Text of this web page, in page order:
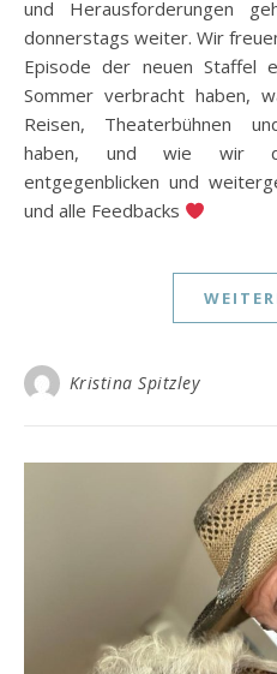
und Herausforderungen
donnerstags weiter. Wir
Episode der neuen Staffel
Sommer verbracht haben,
Reisen, Theaterbühnen
haben, und wie wir
entgegenblicken und
und alle Feedbacks
Kristina Spitzley